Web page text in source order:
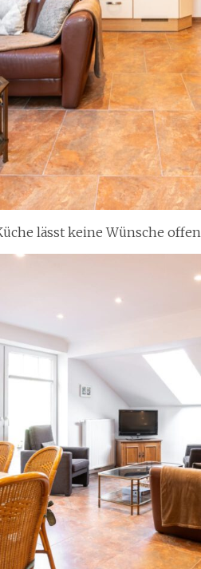
lässt keine Wünsche offen